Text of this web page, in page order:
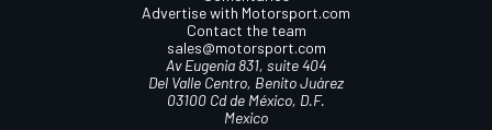
Advertise with Motorsport.com
Contact the team
sales@motorsport.com
Av Eugenia 831, suite 404
Del Valle Centro, Benito Juárez
03100 Cd de México, D.F.
Mexico